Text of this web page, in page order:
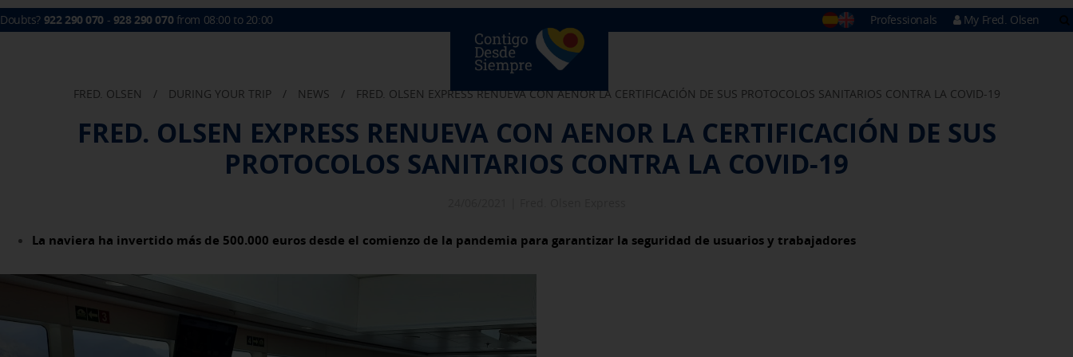
Doubts? 922 290 070 - 928 290 070from 08:00 to 20:00 My Fred. Olsen
Professionals
My booking
Certificates
My documentation
Activities in destination
Locate my reservation
FRED. OLSEN / DURING YOUR TRIP / NEWS / FRED. OLSEN EXPRESS RENUEVA CON AENOR LA CERTIFICACIÓN DE SUS PROTOCOLOS SANITARIOS CONTRA LA COVID-19
FRED. OLSEN EXPRESS RENUEVA CON AENOR LA CERTIFICACIÓN DE SUS
PROTOCOLOS SANITARIOS CONTRA LA COVID-19
La naviera ha invertido más de 500.000 euros desde el comienzo de la pandemia para garantizar la seguridad de usuarios y trabajadores